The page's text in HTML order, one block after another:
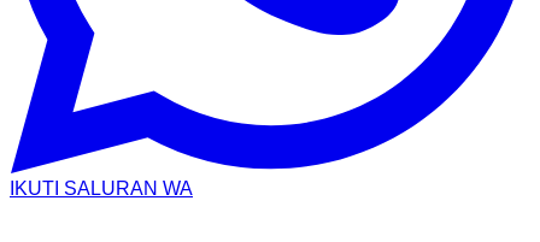
IKUTI SALURAN WA